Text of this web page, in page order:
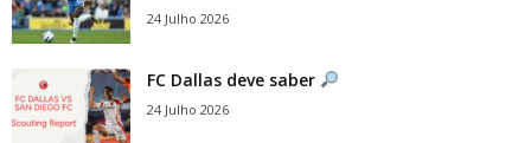
24 Julho 2026
FC Dallas deve saber
24 Julho 2026